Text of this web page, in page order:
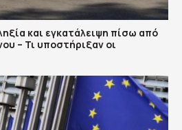
και εγκατάλειψη πίσω από
– Τι υποστήριξαν οι